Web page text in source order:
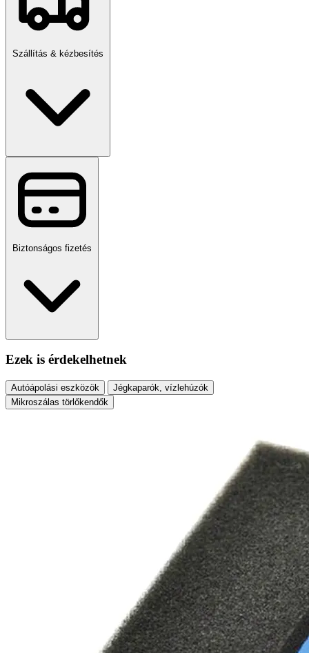
Szállítás & kézbesítés
Biztonságos fizetés
Ezek is érdekelhetnek
Autóápolási eszközök
Jégkaparók, vízlehúzók
Mikroszálas törlőkendők